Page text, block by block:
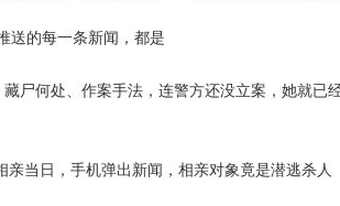
送的每一条新闻，都是
藏尸何处、作案手法，连警方还没立案，她就已
亲当日，手机弹出新闻，相亲对象竟是潜逃杀人